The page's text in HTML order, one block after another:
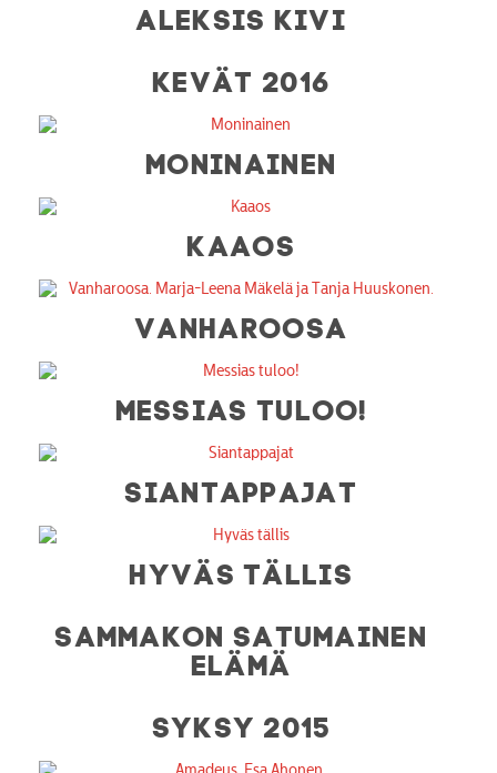
ALEKSIS KIVI
KEVÄT 2016
MONINAINEN
KAAOS
VANHAROOSA
MESSIAS TULOO!
SIANTAPPAJAT
HYVÄS TÄLLIS
SAMMAKON SATUMAINEN
ELÄMÄ
SYKSY 2015